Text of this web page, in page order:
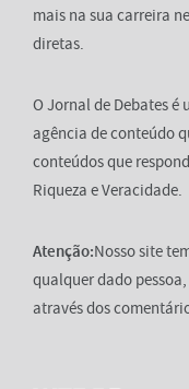
mais na sua carreira
diretas.
O Jornal de Debates é
agência de conteúdo
conteúdos que
Riqueza e Veracidade.
Atenção:Nosso site
qualquer dado
através dos